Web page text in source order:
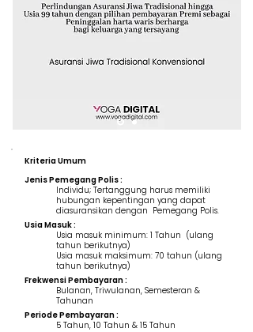
Kriteria Umum
Jenis Pemegang Polis :
Individu; Tertanggung harus memiliki
hubungan kepentingan yang dapat
diasuransikan dengan Pemegang Polis.
Usia Masuk :
Usia masuk minimum: 1 Tahun (ulang
tahun berikutnya)
Usia masuk maksimum: 70 tahun (ulang
tahun berikutnya)
Frekwensi Pembayaran :
Bulanan, Triwulanan, Semesteran &
Tahunan
Periode Pembayaran :
5 Tahun, 10 Tahun & 15 Tahun